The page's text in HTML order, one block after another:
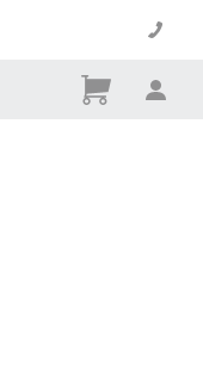
Корзина
Ничего